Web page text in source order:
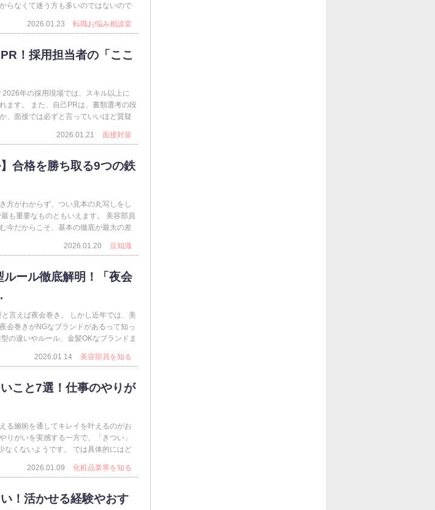
らなくて迷う方も多いのではないので
2026.01.23
転職お悩み相談室
！採用担当者の「ここ
年の採用現場では、スキル以上に
ます。 また、自己PRは、書類選考の段
、面接では必ずと言っていいほど質疑
2026.01.21
面接対策
合格を勝ち取る9つの鉄
方がわからず、つい見本の丸写しをし
も重要なものともいえます。 美容部員
今だからこそ、基本の徹底が最大の差
2026.01.20
豆知識
ルール徹底解明！「夜会
言えば夜会巻き。 しかし近年では、美
会巻きがNGなブランドがあるって知っ
の違いやルール、金髪OKなブランドま
2026.01.14
美容部員を知る
こと7選！仕事のやりが
る施術を通してキレイを叶えるのがお
りがいを実感する一方で、「きつい」
なくないようです。 では具体的にはど
2026.01.09
化粧品業界を知る
！活かせる経験やおす